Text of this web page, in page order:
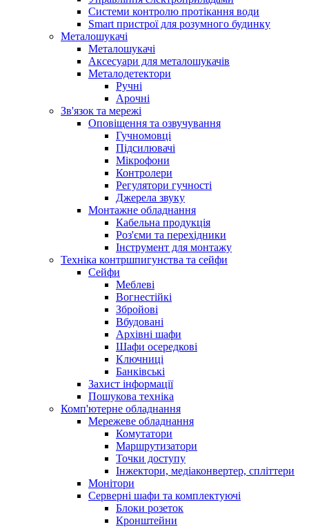
Системи контролю протікання води
Smart пристрої для розумного будинку
Металошукачі
Металошукачі
Аксесуари для металошукачів
Металодетектори
Ручні
Арочні
Зв'язок та мережі
Оповіщення та озвучування
Гучномовці
Підсилювачі
Мікрофони
Контролери
Регулятори гучності
Джерела звуку
Монтажне обладнання
Кабельна продукція
Роз'єми та перехідники
Інструмент для монтажу
Техніка контршпигунства та сейфи
Сейфи
Меблеві
Вогнестійкі
Збройові
Вбудовані
Архівні шафи
Шафи осередкові
Ключниці
Банківські
Захист інформації
Пошукова техніка
Комп'ютерне обладнання
Мережеве обладнання
Комутатори
Маршрутизатори
Точки доступу
Інжектори, медіаконвертер, спліттери
Монітори
Серверні шафи та комплектуючі
Блоки розеток
Кронштейни